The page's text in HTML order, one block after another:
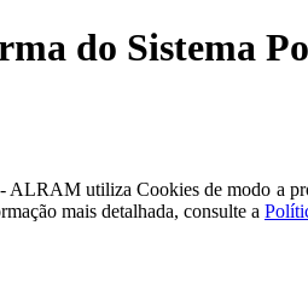
do Sistema
- ALRAM utiliza Cookies de modo a
mais detalhada, consulte a